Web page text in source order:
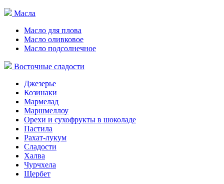
Масла
Масло для плова
Масло оливковое
Масло подсолнечное
Восточные сладости
Джезерье
Козинаки
Мармелад
Маршмеллоу
Орехи и сухофрукты в шоколаде
Пастила
Рахат-лукум
Сладости
Халва
Чурчхела
Щербет